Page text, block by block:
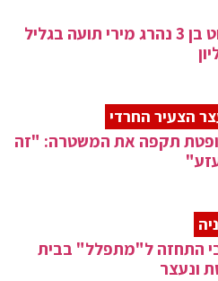
פעוט בן 3 נהרג מירי תועה בגליל
הצעיר החרדי
תקפה את המשטרה: "זה
התחזה ל"מתפלל" בבית
ונעצר